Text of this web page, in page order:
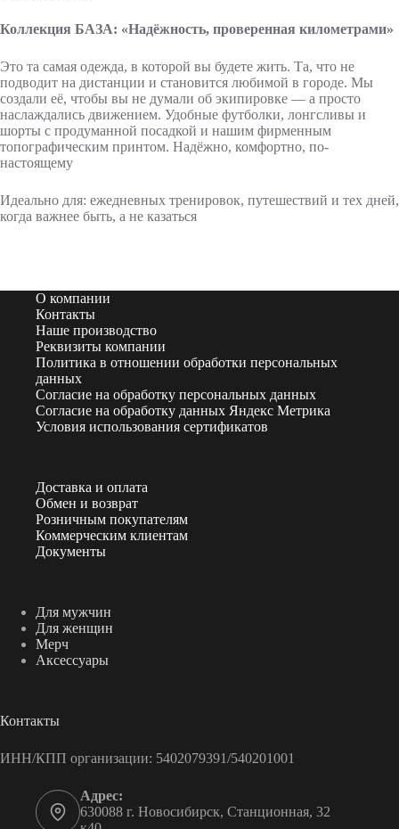
Коллекция БАЗА: «Надёжность, проверенная километрами»
Это та самая одежда, в которой вы будете жить. Та, что не
подводит на дистанции и становится любимой в городе. Мы
создали её, чтобы вы не думали об экипировке — а просто
наслаждались движением. Удобные футболки, лонгсливы и
шорты с продуманной посадкой и нашим фирменным
топографическим принтом. Надёжно, комфортно, по-
настоящему
Идеально для: ежедневных тренировок, путешествий и тех дней,
когда важнее быть, а не казаться
О компании
Контакты
Наше производство
Реквизиты компании
Политика в отношении обработки персональных
данных
Согласие на обработку персональных данных
Согласие на обработку данных Яндекс Метрика
Условия использования сертификатов
Доставка и оплата
Обмен и возврат
Розничным покупателям
Коммерческим клиентам
Документы
Для мужчин
Для женщин
Мерч
Аксессуары
Контакты
ИНН/КПП организации: 5402079391/540201001
Адрес:
630088 г. Новосибирск, Станционная, 32